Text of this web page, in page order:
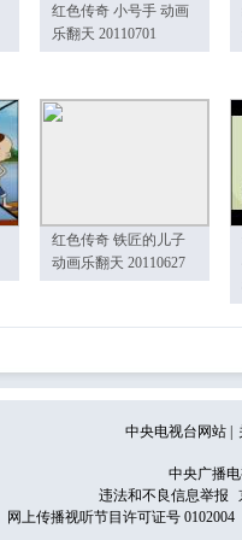
红色传奇 小号手 动画
乐翻天 20110701
红色传奇 铁匠的儿子
动画乐翻天 20110627
中央电视台网站
中央广播
违法和不良信息举报
网上传播视听节目许可证号 0102004